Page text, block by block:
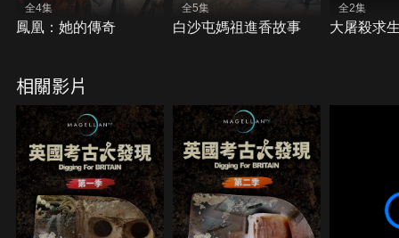
全4集
鳳凰：她的傳奇
全5集
白沙屯媽祖進香故事
全2集
大屠殺求
相關影片